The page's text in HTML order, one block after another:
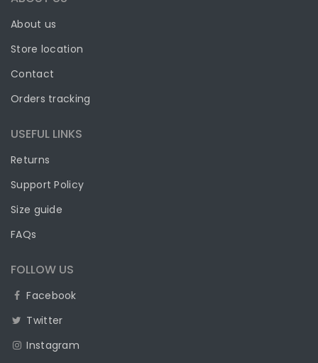
About us
Store location
Contact
Orders tracking
USEFUL LINKS
Returns
Support Policy
Size guide
FAQs
FOLLOW US
Facebook
Twitter
Instagram